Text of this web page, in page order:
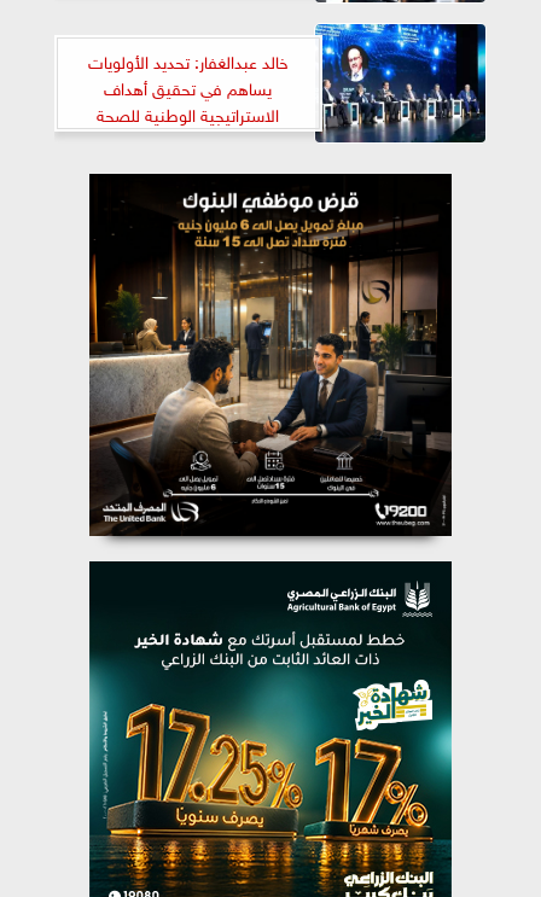
خالد عبدالغفار: تحديد الأولويات
يساهم في تحقيق أهداف
الاستراتيجية الوطنية للصحة